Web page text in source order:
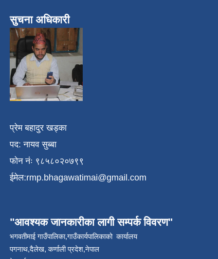
सुचना अधिकारी
प्रेम बहादुर खड्का
पद: नायव सुब्बा
फोन नंः ९८५८०२०७९९
ईमेल:rmp.bhagawatimai@gmail.com
"आवश्यक जानकारीका लागी सम्पर्क विवरण"
भगवतीमाई गाउँपालिका,गाउँकार्यपालिकाको कार्यालय
पगनाथ,दैलेख, कर्णाली प्रदेश,नेपाल